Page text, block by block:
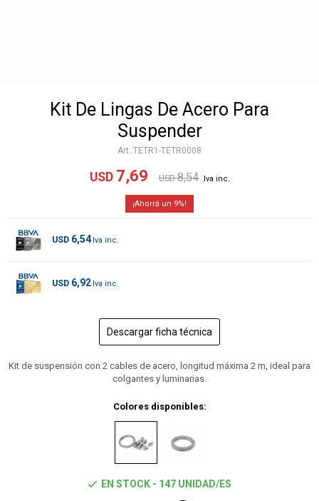
Kit De Lingas De Acero Para
Suspender
TETR1-TETR0008
USD 7,69 USD 8,54
9
USD 6,54
USD 6,92
Descargar ficha técnica
Kit de suspensión con 2 cables de acero, longitud máxima 2 m, ideal para
colgantes y luminarias.
Colores disponibles:
EN STOCK - 147 UNIDAD/ES